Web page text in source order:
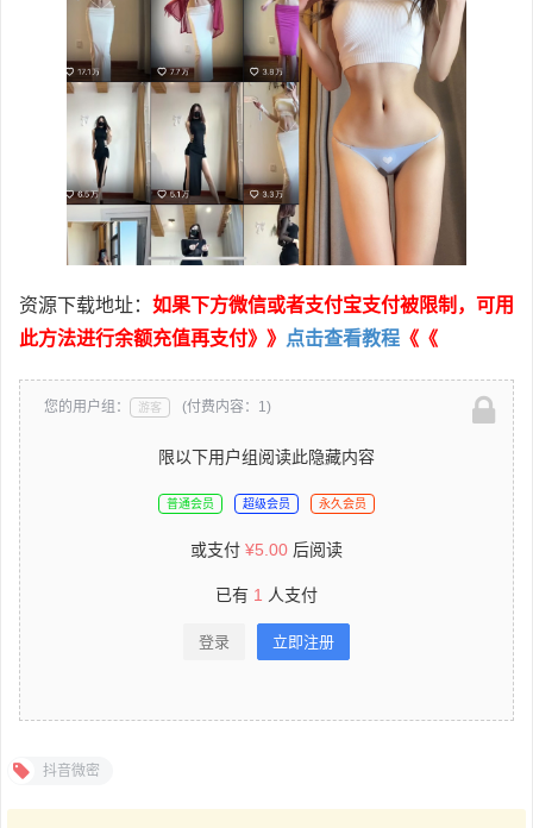
资源下载地址： 如果下方微信或者支付宝支付被限制，可用
此方法进行余额充值再支付》》 点击查看教程 《《
您的用户组： 游客 (付费内容：1)
限以下用户组阅读此隐藏内容
普通会员 超级会员 永久会员
或支付 ¥5.00 后阅读
已有 1 人支付
登录 立即注册
抖音微密